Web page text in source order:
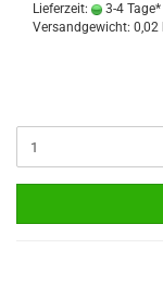
Lieferzeit: 3-4 Tage*
Versandgewicht: 0,02